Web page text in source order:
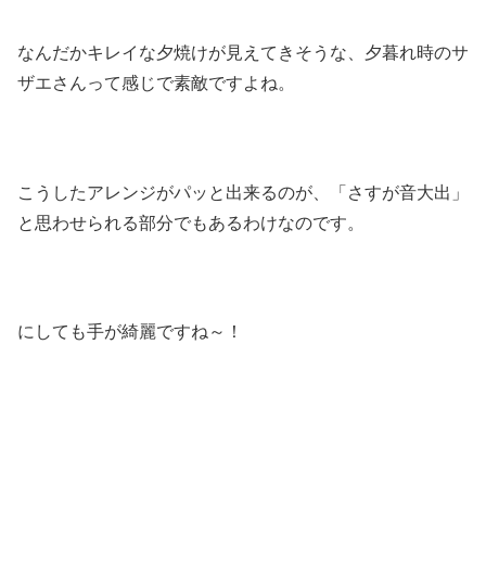
なんだかキレイな夕焼けが見えてきそうな、夕暮れ時のサ
ザエさんって感じで素敵ですよね。
こうしたアレンジがパッと出来るのが、「さすが音大出」
と思わせられる部分でもあるわけなのです。
にしても手が綺麗ですね～！